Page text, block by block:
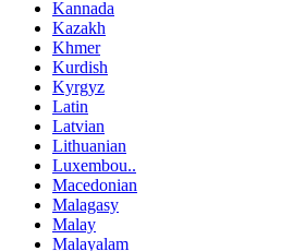
Kannada
Kazakh
Khmer
Kurdish
Kyrgyz
Latin
Latvian
Lithuanian
Luxembou..
Macedonian
Malagasy
Malay
Malayalam